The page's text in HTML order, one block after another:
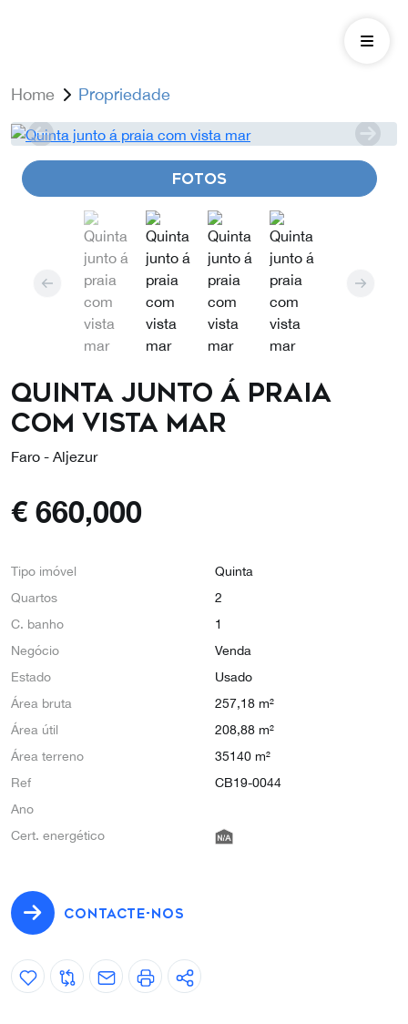
Home Propriedade
FOTOS
Quinta junto á praia
com vista mar
Faro - Aljezur
€ 660,000
Tipo imóvel
Quinta
Quartos
2
C. banho
1
Negócio
Venda
Estado
Usado
Área bruta
257,18 m²
Área útil
208,88 m²
Área terreno
35140 m²
Ref
CB19-0044
Ano
Cert. energético
CONTACTE-NOS